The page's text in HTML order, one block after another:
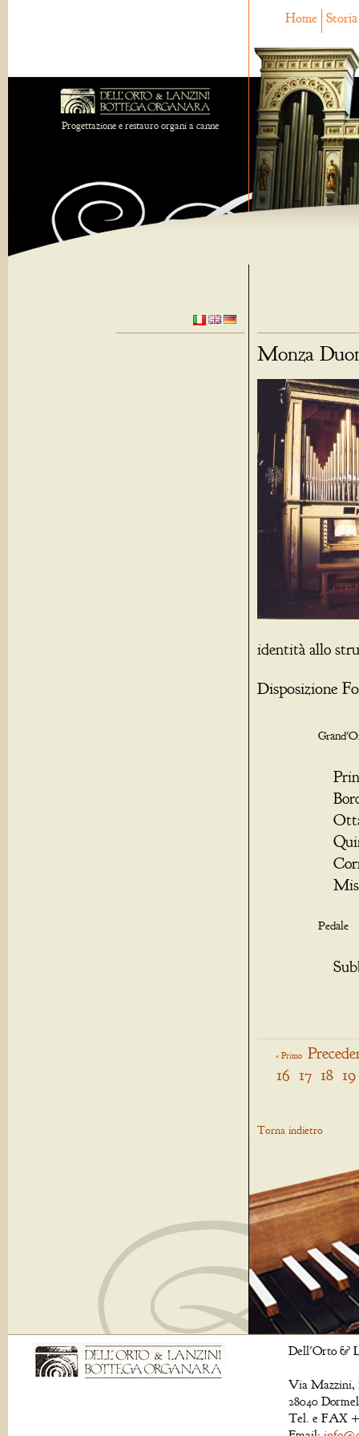
Home Storia
Progettazione e restauro organi a canne
Monza
identità allo
Disposizione
Ottava
Quinta
Pedale
« Primo
16 17 18 19
Torna indietro
Dell'Orto &
Via Mazzini,
28040
Tel. e FAX